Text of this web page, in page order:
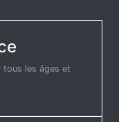
tous les âges et